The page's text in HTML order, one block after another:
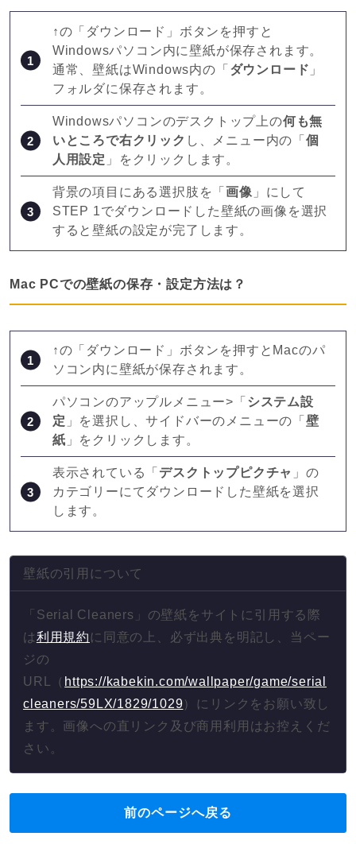
↑の「ダウンロード」ボタンを押すと
Windowsパソコン内に壁紙が保存されます。
通常、壁紙はWindows内の「 ダウンロード 」
フォルダに保存されます。
Windowsパソコンのデスクトップ上の何も無
いところで右クリック し、メニュー内の「 個
人用設定 」をクリックします。
背景の項目にある選択肢を「画像 」にして
STEP 1でダウンロードした壁紙の画像を選択
すると壁紙の設定が完了します。
Mac PCでの壁紙の保存・設定方法は？
↑の「ダウンロード」ボタンを押すとMacのパ
ソコン内に壁紙が保存されます。
パソコンのアップルメニュー>「 システム設
定 」を選択し、サイドバーのメニューの「壁
紙 」をクリックします。
表示されている「 デスクトップピクチャ 」の
カテゴリーにてダウンロードした壁紙を選択
します。
壁紙の引用について
「Serial Cleaners」の壁紙をサイトに引用する際
は利用規約 に同意の上、必ず出典を明記し、当ペー
ジの
URL（ https://kabekin.com/wallpaper/game/serial
cleaners/59LX/1829/1029）にリンクをお願い致し
ます。画像への直リンク及び商用利用はお控えくだ
さい。
前のページへ戻る